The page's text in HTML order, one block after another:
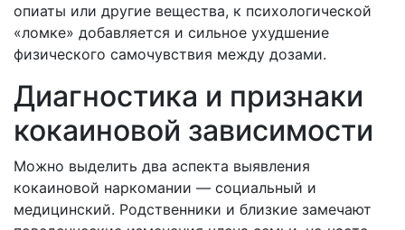
опиаты или другие вещества, к психологической
«ломке» добавляется и сильное ухудшение
физического самочувствия между дозами.
Диагностика и признаки
кокаиновой зависимости
Можно выделить два аспекта выявления
кокаиновой наркомании — социальный и
медицинский. Родственники и близкие замечают